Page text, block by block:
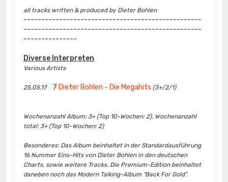
all tracks written & produced by Dieter Bohlen
--------------------------------------------------
--------------------------------------------------
---------------
Diverse Interpreten
Various Artists
25.05.17 07 Dieter Bohlen - Die Megahits (3+/2/1)
Wochenanzahl Album: 3+ (Top 10-Wochen: 2), Wochenanzahl
total: 3+ (Top 10-Wochen: 2)
Besonderes: Das Album beinhaltet in der Standardausführung
16 Nummer Eins-Hits von Dieter Bohlen in den deutschen
Charts, sowie weitere Tracks. Die Premium-Edition beinhaltet
daneben noch das Modern Talking-Album "Back For Gold".